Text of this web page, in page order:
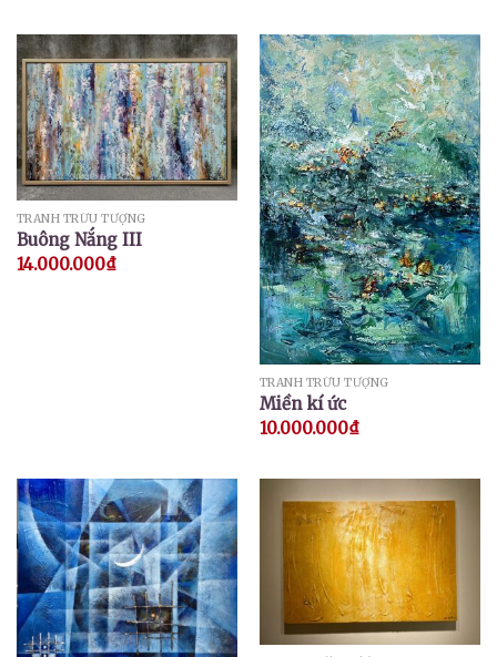
TRANH TRỪU TƯỢNG
Buông Nắng III
14.000.000₫
TRANH TRỪU TƯỢNG
Miền kí ức
10.000.000₫